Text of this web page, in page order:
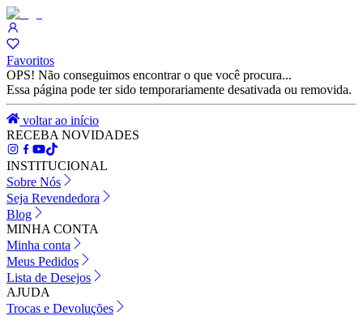
Favoritos
OPS! Não conseguimos encontrar o que você procura...
Essa página pode ter sido temporariamente desativada ou removida.
voltar ao início
RECEBA NOVIDADES
INSTITUCIONAL
Sobre Nós
Seja Revendedora
Blog
MINHA CONTA
Minha conta
Meus Pedidos
Lista de Desejos
AJUDA
Trocas e Devoluções